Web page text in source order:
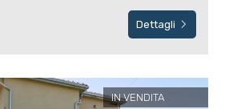
Dettagli
IN VENDITA